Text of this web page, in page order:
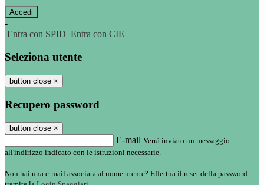
-
Entra con SPID Entra con CIE
Seleziona utente
button close ×
Recupero password
button close ×
E-mail Verrà inviato un messaggio
all'indirizzo indicato con le istruzioni necessarie.
Non hai una e-mail associata al nome utente? Effettua il reset della password